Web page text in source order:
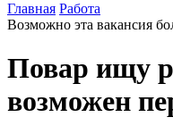
Главная Работа
Возможно эта вакансия
Повар ищу
возможен